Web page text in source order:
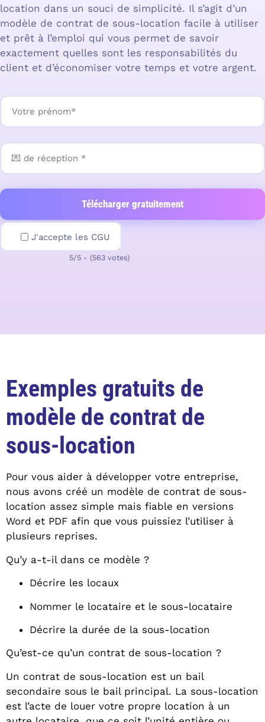
location dans un souci de simplicité. Il s’agit d’un
modèle de contrat de sous-location facile à utiliser
et prêt à l’emploi qui vous permet de savoir
exactement quelles sont les responsabilités du
client et d’économiser votre temps et votre argent.
J'accepte les CGU
5/5 - (563 votes)
Exemples gratuits de
modèle de contrat de
sous-location
Pour vous aider à développer votre entreprise,
nous avons créé un modèle de contrat de sous-
location assez simple mais fiable en versions
Word et PDF afin que vous puissiez l’utiliser à
plusieurs reprises.
Qu’y a-t-il dans ce modèle ?
Décrire les locaux
Nommer le locataire et le sous-locataire
Décrire la durée de la sous-location
Qu’est-ce qu’un contrat de sous-location ?
Un contrat de sous-location est un bail
secondaire sous le bail principal. La sous-location
est l’acte de louer votre propre location à un